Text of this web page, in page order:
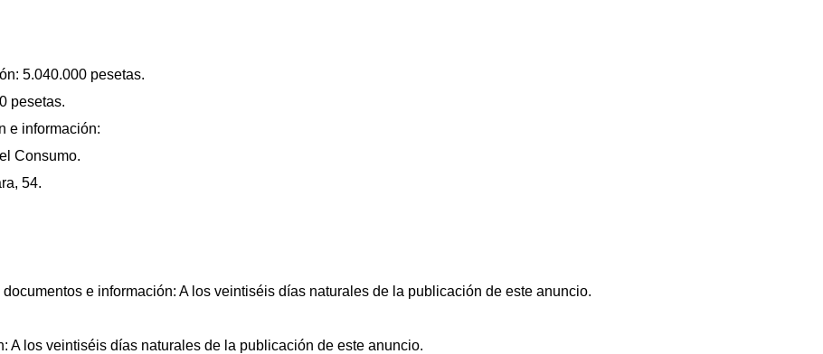
5.040.000 pesetas.
pesetas.
e información:
Consumo.
54.
e información: A los veintiséis días naturales de la publicación de este anuncio.
A los veintiséis días naturales de la publicación de este anuncio.